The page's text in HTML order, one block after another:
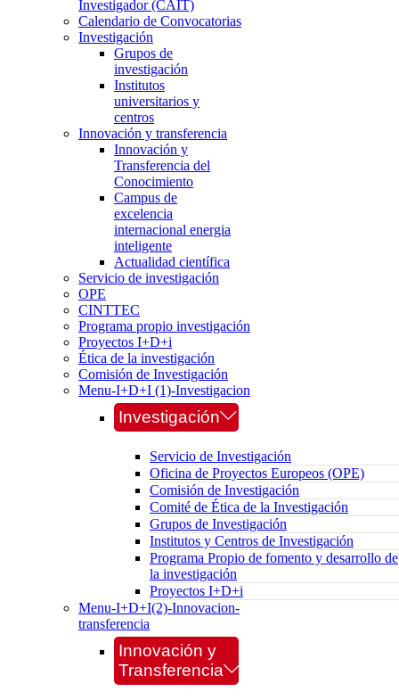
Investigador (CAIT)
Calendario de Convocatorias
Investigación
Grupos de
investigación
Institutos
universitarios y
centros
Innovación y transferencia
Innovación y
Transferencia del
Conocimiento
Campus de
excelencia
internacional energia
inteligente
Actualidad científica
Servicio de investigación
OPE
CINTTEC
Programa propio investigación
Proyectos I+D+i
Ética de la investigación
Comisión de Investigación
Menu-I+D+I (1)-Investigacion
Investigación
Servicio de Investigación
Oficina de Proyectos Europeos (OPE)
Comisión de Investigación
Comité de Ética de la Investigación
Grupos de Investigación
Institutos y Centros de Investigación
Programa Propio de fomento y desarrollo de
la investigación
Proyectos I+D+i
Menu-I+D+I(2)-Innovacion-
transferencia
Innovación y
Transferencia